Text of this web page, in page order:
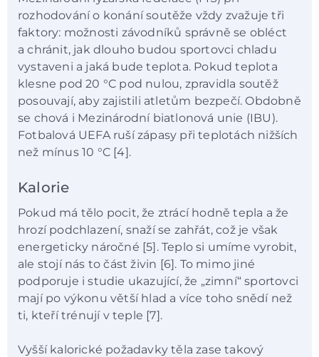
rozhodování o konání soutěže vždy zvažuje tři
faktory: možnosti závodníků správně se obléct
a chránit, jak dlouho budou sportovci chladu
vystaveni a jaká bude teplota. Pokud teplota
klesne pod 20 °C pod nulou, zpravidla soutěž
posouvají, aby zajistili atletům bezpečí. Obdobně
se chová i Mezinárodní biatlonová unie (IBU).
Fotbalová UEFA ruší zápasy při teplotách nižších
než mínus 10 °C [4].
Kalorie
Pokud má tělo pocit, že ztrácí hodně tepla a že
hrozí podchlazení, snaží se zahřát, což je však
energeticky náročné [5]. Teplo si umíme vyrobit,
ale stojí nás to část živin [6]. To mimo jiné
podporuje i studie ukazující, že „zimní“ sportovci
mají po výkonu větší hlad a více toho snědí než
ti, kteří trénují v teple [7].
Vyšší kalorické požadavky těla zase takový